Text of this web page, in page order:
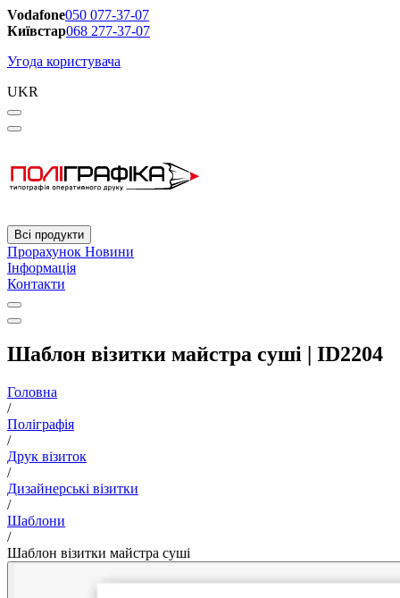
Vodafone050 077-37-07
Київстар068 277-37-07
Угода користувача
UKR
Всі продукти
Прорахунок Новини
Інформація
Контакти
Шаблон візитки майстра суші | ID2204
Головна
/
Поліграфія
/
Друк візиток
/
Дизайнерські візитки
/
Шаблони
/
Шаблон візитки майстра суші